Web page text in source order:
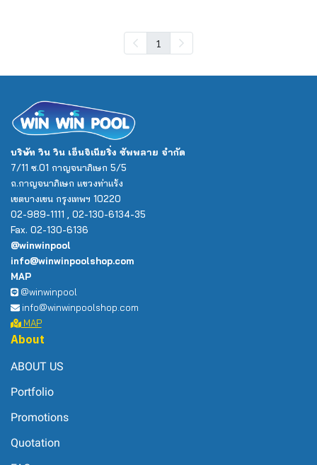
1
บริษัท วิน วิน เอ็นจิเนียริ่ง ซัพพลาย จำกัด
7/11 ซ.01 กาญจนาภิเษก 5/5
ถ.กาญจนาภิเษก แขวงท่าแร้ง
เขตบางเขน กรุงเทพฯ 10220
02-989-1111 , 02-130-6134-35
Fax. 02-130-6136
@winwinpool
info@winwinpoolshop.com
MAP
@winwinpool
info@winwinpoolshop.com
MAP
About
ABOUT US
Portfolio
Promotions
Quotation